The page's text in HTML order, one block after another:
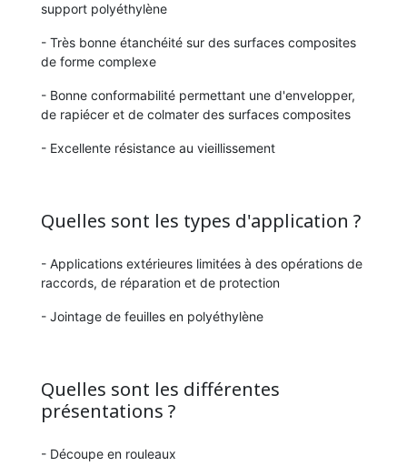
support polyéthylène
- Très bonne étanchéité sur des surfaces composites
de forme complexe
- Bonne conformabilité permettant une d'envelopper,
de rapiécer et de colmater des surfaces composites
- Excellente résistance au vieillissement
Quelles sont les types d'application ?
- Applications extérieures limitées à des opérations de
raccords, de réparation et de protection
- Jointage de feuilles en polyéthylène
Quelles sont les différentes
présentations ?
- Découpe en rouleaux